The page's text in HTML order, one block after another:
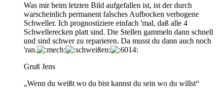
Was mir beim letzten Bild aufgefallen ist, ist der durch
warscheinlich permanent falsches Aufbocken verbogene
Schweller. Ich prognostiziere einfach 'mal, daß alle 4
Schwellerecken platt sind. Die Stellen gammeln dann schnell
und sind schwer zu reparieren. Da musst du dann auch noch
'ran.
Gruß Jens
„Wenn du weißt wo du bist kannst du sein wo du willst“